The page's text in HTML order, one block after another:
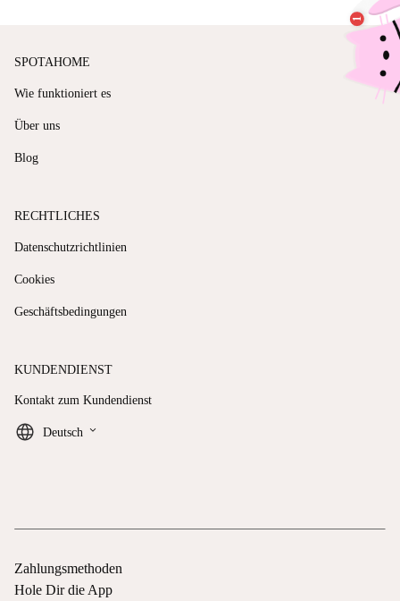
SPOTAHOME
Wie funktioniert es
Über uns
Blog
RECHTLICHES
Datenschutzrichtlinien
Cookies
Geschäftsbedingungen
KUNDENDIENST
Kontakt zum Kundendienst
Deutsch keyboard_arrow_down
Zahlungsmethoden
Hole Dir die App